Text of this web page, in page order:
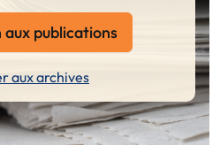
publications
aux archives